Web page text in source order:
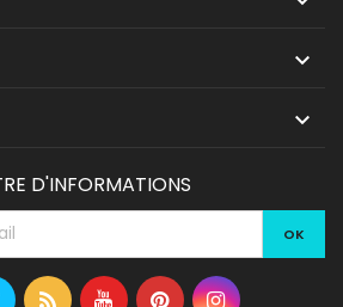


D'INFORMATIONS